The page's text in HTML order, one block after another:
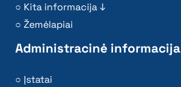
Kita informacija ↓
Žemėlapiai
Administracinė informacija
Įstatai